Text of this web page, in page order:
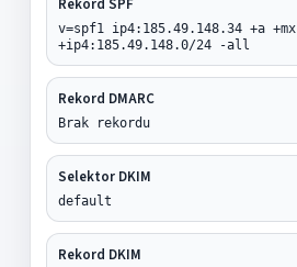
Rekord SPF
v=spf1 ip4:185.49.148.34 +a +mx
+ip4:185.49.148.0/24 -all
Rekord DMARC
Brak rekordu
Selektor DKIM
default
Rekord DKIM